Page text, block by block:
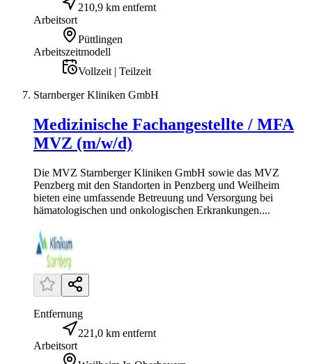
210,9 km entfernt
Arbeitsort
Püttlingen
Arbeitszeitmodell
Vollzeit | Teilzeit
Starnberger Kliniken GmbH
Medizinische Fachangestellte / MFA
MVZ (m/w/d)
Die MVZ Starnberger Kliniken GmbH sowie das MVZ
Penzberg mit den Standorten in Penzberg und Weilheim
bieten eine umfassende Betreuung und Versorgung bei
hämatologischen und onkologischen Erkrankungen....
Entfernung
221,0 km entfernt
Arbeitsort